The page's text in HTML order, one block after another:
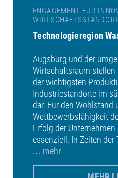
ENGAGEMENT FÜR
Technologieregion
Augsburg und der
Wirtschaftsraum stellen
der wichtigsten
Industriestandorte im
dar. Für den Wohlstand
Wettbewerbsfähigkeit
Erfolg der
essenziell. In Zeiten der
... mehr